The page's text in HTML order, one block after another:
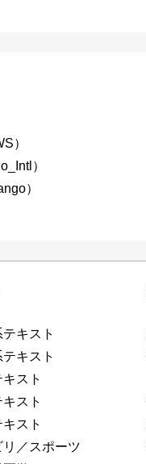
）
）
）
キスト
キスト
スト
スト
スト
リ／スポーツ